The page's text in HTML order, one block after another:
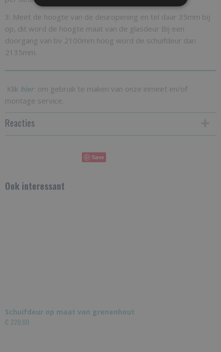
3: Meet de hoogte van de deuropening en tel daar 35mm bij
op, dit word de hoogte maat van de glasdeur Bij een
doorgang van bv 2100mm hoog word de schuifdeur dan
2135mm.
Klik hier om gebruik te maken van onze inmeet en/of
montage service.
Reacties
Save
Ook interessant
Schuifdeur op maat van grenenhout
€ 220,00